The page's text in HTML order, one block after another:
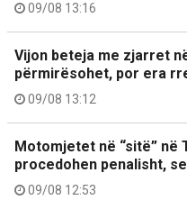
09/08 13:16
Vijon beteja me zjarret
përmirësohet, por era
09/08 13:12
Motomjetet në “sitë” në
procedohen penalisht,
09/08 12:53